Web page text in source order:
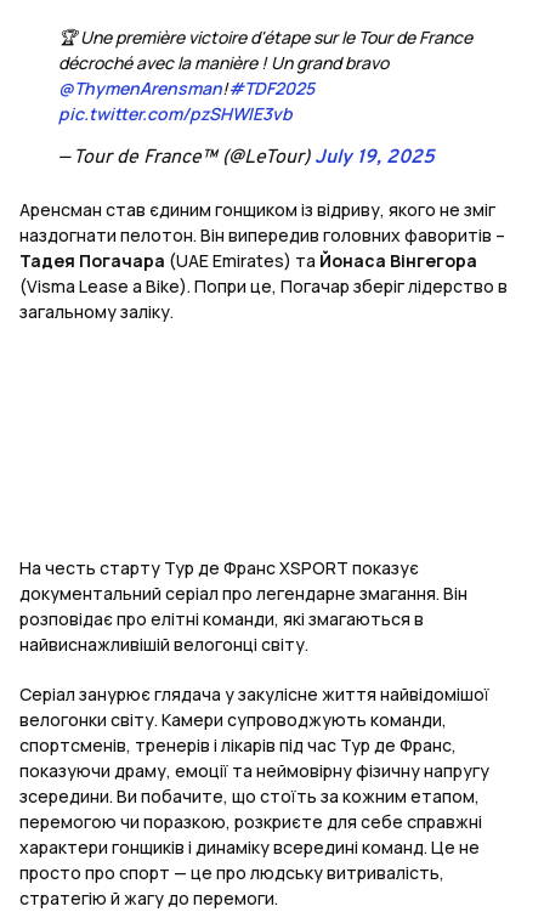
🏆 Une première victoire d'étape sur le Tour de France
décroché avec la manière ! Un grand bravo
@ThymenArensman!#TDF2025
pic.twitter.com/pzSHWlE3vb
— Tour de France™ (@LeTour) July 19, 2025
Аренсман став єдиним гонщиком із відриву, якого не зміг
наздогнати пелотон. Він випередив головних фаворитів –
Тадея Погачара (UAE Emirates) та Йонаса Вінгегора
(Visma Lease a Bike). Попри це, Погачар зберіг лідерство в
загальному заліку.
На честь старту Тур де Франс XSPORT показує
документальний серіал про легендарне змагання. Він
розповідає про елітні команди, які змагаються в
найвиснажливішій велогонці світу.
Серіал занурює глядача у закулісне життя найвідомішої
велогонки світу. Камери супроводжують команди,
спортсменів, тренерів і лікарів під час Тур де Франс,
показуючи драму, емоції та неймовірну фізичну напругу
зсередини. Ви побачите, що стоїть за кожним етапом,
перемогою чи поразкою, розкриєте для себе справжні
характери гонщиків і динаміку всередині команд. Це не
просто про спорт — це про людську витривалість,
стратегію й жагу до перемоги.